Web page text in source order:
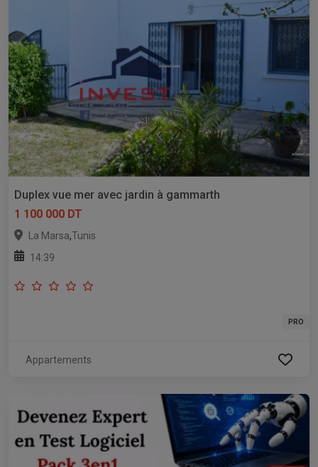
Duplex vue mer avec jardin à gammarth
1 100 000 DT
La Marsa,Tunis
14:39
PRO
Appartements